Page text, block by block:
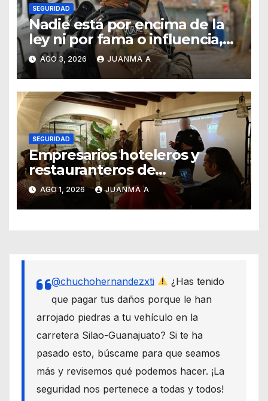
SEGURIDAD
Nadie está por encima de la
ley ni por fama o influencia,
afirmó titular de SSCG
AGO 3, 2026 JUANMA A
SEGURIDAD
Empresarios hoteleros y
restauranteros de
Guanajuato buscan frenar
intentos de extorsión
AGO 1, 2026 JUANMA A
@chuchohernandezxti
¿Has tenido
que pagar tus daños porque le han
arrojado piedras a tu vehículo en la
carretera Silao-Guanajuato? Si te ha
pasado esto, búscame para que seamos
más y revisemos qué podemos hacer. ¡La
seguridad nos pertenece a todas y todos!